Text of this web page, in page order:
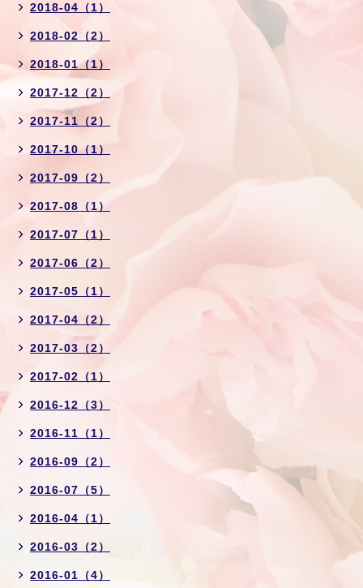
2018-04（1）
2018-02（2）
2018-01（1）
2017-12（2）
2017-11（2）
2017-10（1）
2017-09（2）
2017-08（1）
2017-07（1）
2017-06（2）
2017-05（1）
2017-04（2）
2017-03（2）
2017-02（1）
2016-12（3）
2016-11（1）
2016-09（2）
2016-07（5）
2016-04（1）
2016-03（2）
2016-01（4）